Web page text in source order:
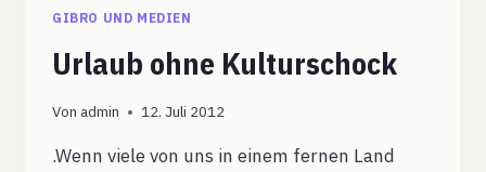
GIBRO UND MEDIEN
Urlaub ohne Kulturschock
Von admin 12. Juli 2012
.Wenn viele von uns in einem fernen Land